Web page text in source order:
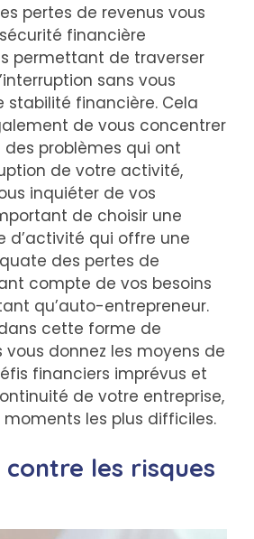
pertes de revenus vous
financière
permettant de traverser
sans vous
stabilité financière. Cela
de vous concentrer
des problèmes qui ont
de votre activité,
inquiéter de vos
de choisir une
d’activité qui offre une
des pertes de
compte de vos besoins
qu’auto-entrepreneur.
cette forme de
vous donnez les moyens de
financiers imprévus et
de votre entreprise,
les plus difficiles.
les risques